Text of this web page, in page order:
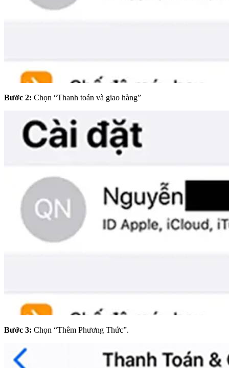
Bước 2: Chọn “Thanh toán và giao hàng”
Bước 3: Chọn “Thêm Phương Thức”.